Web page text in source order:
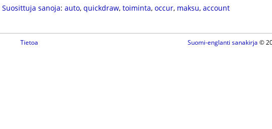
Suosittuja sanoja: auto, quickdraw, toiminta, occur, maksu, account
Tietoa Suomi-englanti sanakirja ©